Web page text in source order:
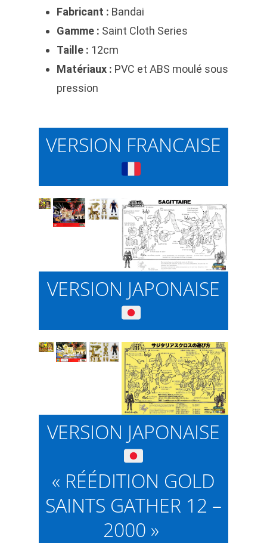
Fabricant : Bandai
Gamme : Saint Cloth Series
Taille : 12cm
Matériaux : PVC et ABS moulé sous
pression
VERSION FRANCAISE
VERSION JAPONAISE
VERSION JAPONAISE
« RÉÉDITION GOLD
SAINTS GATHER 12 –
2000 »